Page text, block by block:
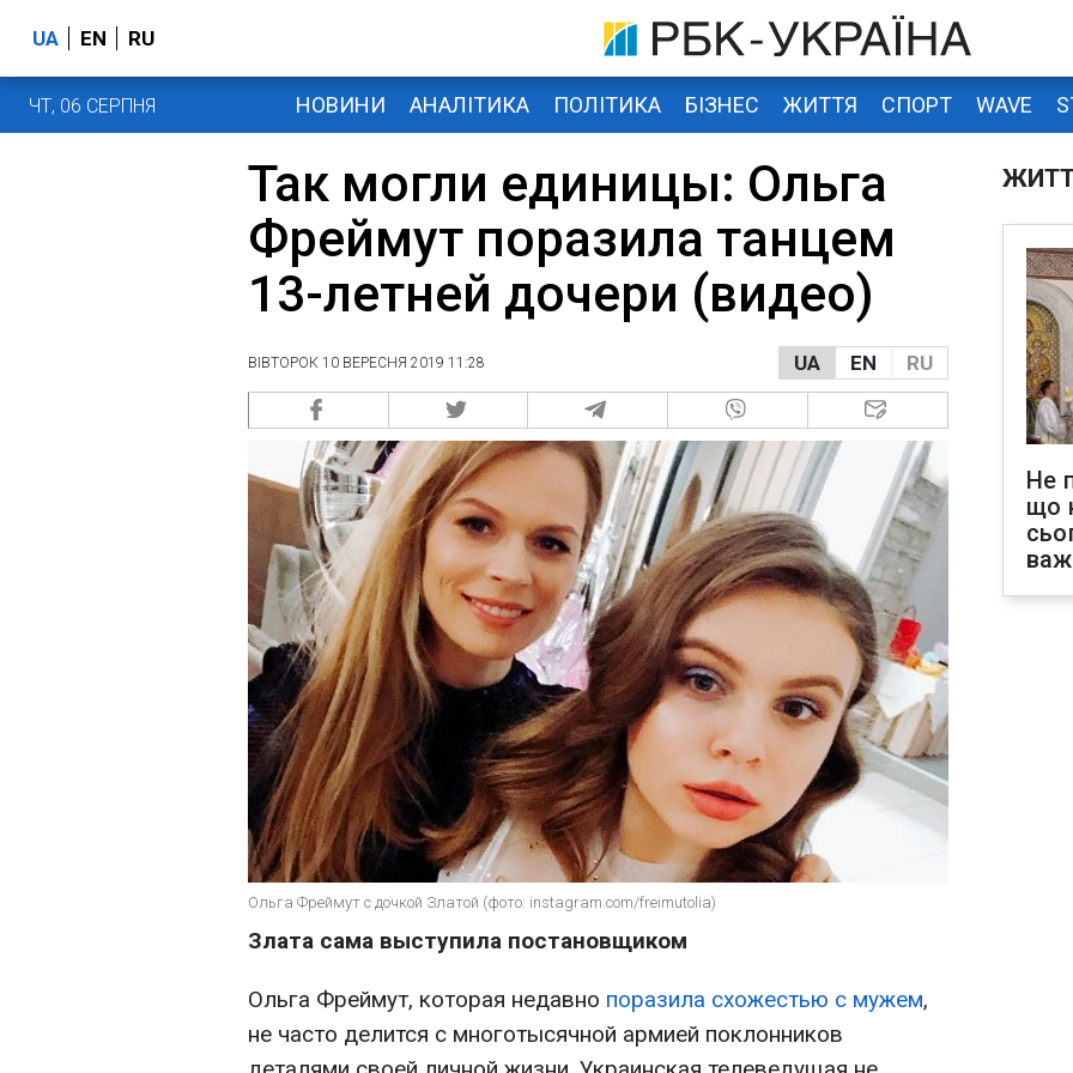
UA EN RU
ЧТ, 06 СЕРПНЯ НОВИНИ АНАЛІТИКА ПОЛІТИКА БІЗНЕС ЖИТТЯ СПОРТ WAVE
Так могли единицы: Ольга
Фреймут поразила танцем
13-летней дочери (видео)
ВІВТОРОК 10 ВЕРЕСНЯ 2019 11:28 UA EN RU
Ольга Фреймут с дочкой Златой (фото: instagram.com/freimutolia)
Злата сама выступила постановщиком
Ольга Фреймут, которая недавно поразила схожестью с мужем,
не часто делится с многотысячной армией поклонников
Не
що